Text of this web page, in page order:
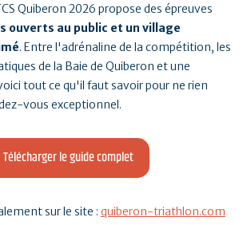
Quiberon 2026 propose des épreuves
ouverts au public et un village
. Entre l'adrénaline de la compétition, les
de la Baie de Quiberon et une
tout ce qu'il faut savoir pour ne rien
vous exceptionnel.
Télécharger le guide complet
sur le site : quiberon-triathlon.com